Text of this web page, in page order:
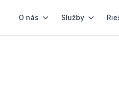
O nás Služby